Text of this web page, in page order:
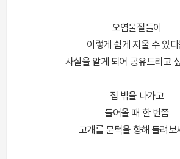
오염물질들이
이렇게 쉽게 지울 수 있
사실을 알게 되어 공유드리고
집 밖을 나가고
들어올 때 한 번쯤
고개를 문턱을 향해 돌려보